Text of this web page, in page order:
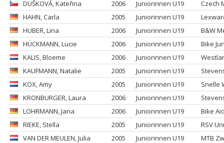
DUŠKOVÁ, Kateřina 2006 Juniorinnen U19
Czech
HAHN, Carla 2005 Juniorinnen U19
HUBER, Lina 2006 Juniorinnen U19
B&W
HÜCKMANN, Lucie 2006 Juniorinnen U19
Bike
KALIS, Bloeme 2006 Juniorinnen U19
KAUFMANN, Natalie 2005 Juniorinnen U19
KOX, Amy 2005 Juniorinnen U19
Snelle
KRONBURGER, Laura 2006 Juniorinnen U19
LOHRMANN, Jana 2006 Juniorinnen U19
Bike
RIEKE, Stella 2005 Juniorinnen U19
RSV
VAN DER MEULEN, Julia 2005 Juniorinnen U19
MTB